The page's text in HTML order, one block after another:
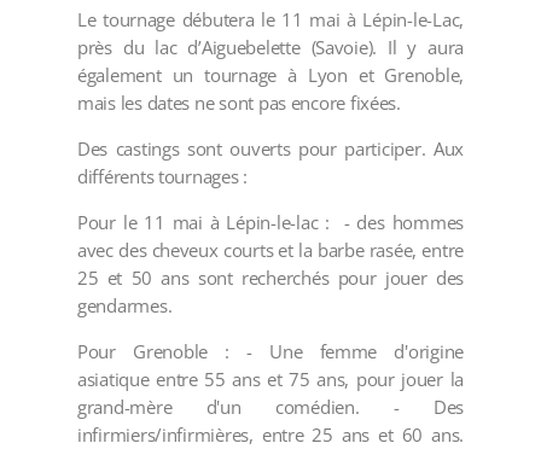
Le tournage débutera le 11 mai à Lépin-le-Lac,
près du lac d’Aiguebelette (Savoie). Il y aura
également un tournage à Lyon et Grenoble,
mais les dates ne sont pas encore fixées.
Des castings sont ouverts pour participer. Aux
différents tournages :
Pour le 11 mai à Lépin-le-lac : - des hommes
avec des cheveux courts et la barbe rasée, entre
25 et 50 ans sont recherchés pour jouer des
gendarmes.
Pour Grenoble : - Une femme d'origine
asiatique entre 55 ans et 75 ans, pour jouer la
grand-mère d'un comédien. - Des
infirmiers/infirmières, entre 25 ans et 60 ans.